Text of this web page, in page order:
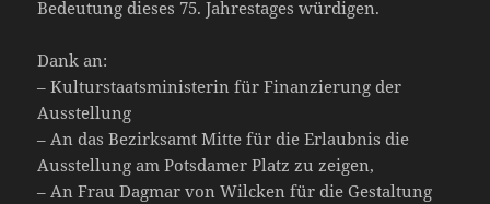
Bedeutung dieses 75. Jahrestages würdigen.
Dank an:
– Kulturstaatsministerin für Finanzierung der
Ausstellung
– An das Bezirksamt Mitte für die Erlaubnis die
Ausstellung am Potsdamer Platz zu zeigen,
– An Frau Dagmar von Wilcken für die Gestaltung